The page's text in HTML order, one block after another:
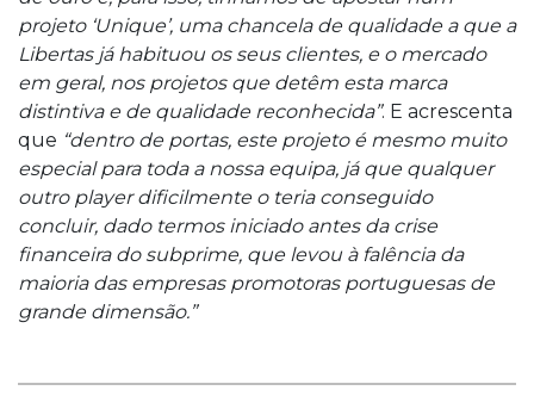
projeto ‘Unique’, uma chancela de qualidade a que a
Libertas já habituou os seus clientes, e o mercado
em geral, nos projetos que detêm esta marca
distintiva e de qualidade reconhecida”. E acrescenta
que “dentro de portas, este projeto é mesmo muito
especial para toda a nossa equipa, já que qualquer
outro player dificilmente o teria conseguido
concluir, dado termos iniciado antes da crise
financeira do subprime, que levou à falência da
maioria das empresas promotoras portuguesas de
grande dimensão.”